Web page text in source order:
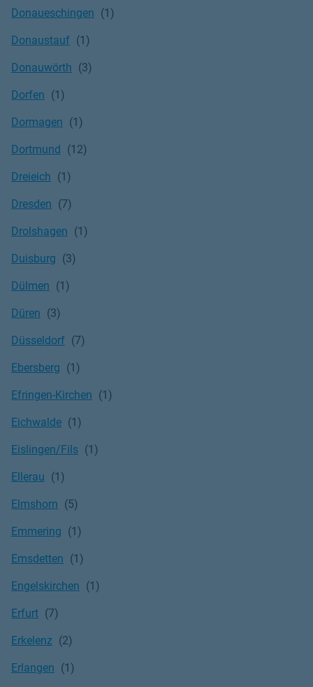
Donaueschingen
Donaustauf
Donauwörth
Dorfen
Dormagen
Dortmund
Dreieich
Dresden
Drolshagen
Duisburg
Dülmen
Düren
Düsseldorf
Ebersberg
Efringen-Kirchen
Eichwalde
Eislingen/Fils
Ellerau
Elmshorn
Emmering
Emsdetten
Engelskirchen
Erfurt
Erkelenz
Erlangen